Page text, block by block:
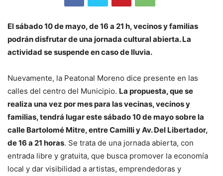
El sábado 10 de mayo, de 16 a 21 h, vecinos y familias
podrán disfrutar de una jornada cultural abierta. La
actividad se suspende en caso de lluvia.
Nuevamente, la Peatonal Moreno dice presente en las
calles del centro del Municipio. La propuesta, que se
realiza una vez por mes para las vecinas, vecinos y
familias, tendrá lugar este sábado 10 de mayo sobre la
calle Bartolomé Mitre, entre Camilli y Av. Del Libertador,
de 16 a 21 horas. Se trata de una jornada abierta, con
entrada libre y gratuita, que busca promover la economía
local y dar visibilidad a artistas, emprendedoras y